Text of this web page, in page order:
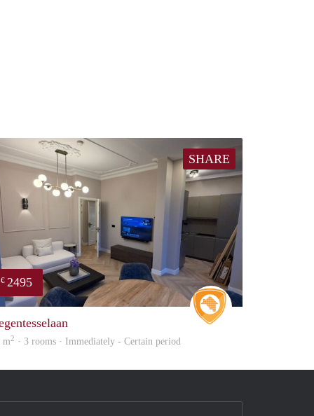
SHARE
€ 2495
Real Estate
m2 · 3 rooms · Immediately - Certain period